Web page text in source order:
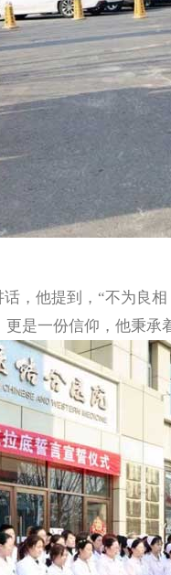
话，他提到，“不为良
是一份信仰，他秉承